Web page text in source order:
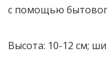
с помощью
Высота: 10-12 см;